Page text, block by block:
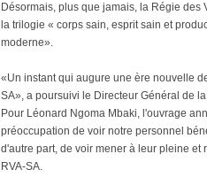
Désormais, plus que jamais, la Régie des
la trilogie « corps sain, esprit sain et
moderne».
«Un instant qui augure une ère nouvelle
SA», a poursuivi le Directeur Général de
Pour Léonard Ngoma Mbaki, l'ouvrage
préoccupation de voir notre personnel
d'autre part, de voir mener à leur pleine
RVA-SA.